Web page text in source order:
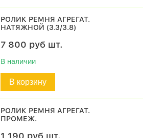
РОЛИК РЕМНЯ АГРЕГАТ.
НАТЯЖНОЙ (3.3/3.8)
7 800 руб шт.
В наличии
В корзину
РОЛИК РЕМНЯ АГРЕГАТ.
ПРОМЕЖ.
1 190 руб шт.